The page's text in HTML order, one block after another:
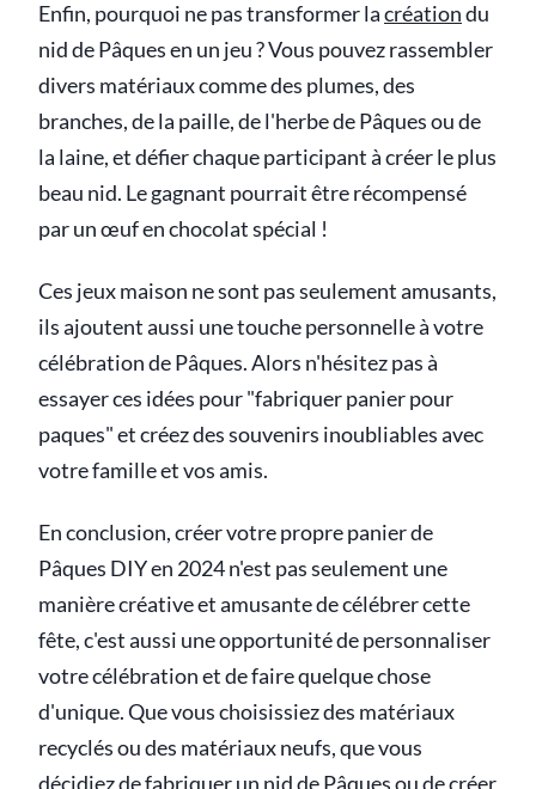
Enfin, pourquoi ne pas transformer lacréationdu
nid de Pâques en un jeu ? Vous pouvez rassembler
divers matériaux comme des plumes, des
branches, de la paille, de l'herbe de Pâques ou de
la laine, et défier chaque participant à créer le plus
beau nid. Le gagnant pourrait être récompensé
par un œuf en chocolat spécial !
Ces jeux maison ne sont pas seulement amusants,
ils ajoutent aussi une touche personnelle à votre
célébration de Pâques. Alors n'hésitez pas à
essayer ces idées pour "fabriquer panier pour
paques" et créez des souvenirs inoubliables avec
votre famille et vos amis.
En conclusion, créer votre propre panier de
Pâques DIY en 2024 n'est pas seulement une
manière créative et amusante de célébrer cette
fête, c'est aussi une opportunité de personnaliser
votre célébration et de faire quelque chose
d'unique. Que vous choisissiez des matériaux
recyclés ou des matériaux neufs, que vous
décidiez de fabriquer un nid de Pâques ou de créer